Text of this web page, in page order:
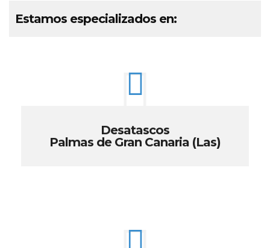
Estamos especializados en:
Desatascos
Palmas de Gran Canaria (Las)